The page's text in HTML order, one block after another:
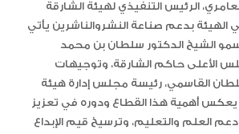
الرئيس التنفيذي لهيئة الشارقة
الهيئة بدعم صناعة النشروالناشرين يأتي
الشيخ الدكتور سلطان بن محمد
الأعلى حاكم الشارقة، وتوجيهات
القاسمي، رئيسة مجلس إدارة هيئة
يعكس أهمية هذا القطاع ودوره في تعزيز
العلم والتعليم، وترسيخ قيم الإبداع